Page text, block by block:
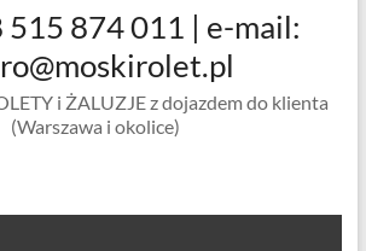
874 011 | e-mail:
i ŻALUZJE z dojazdem do klienta
(Warszawa i okolice)